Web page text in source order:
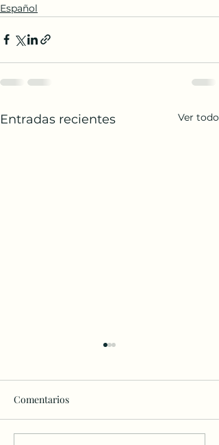
Español
Entradas recientes Ver todo
Comentarios